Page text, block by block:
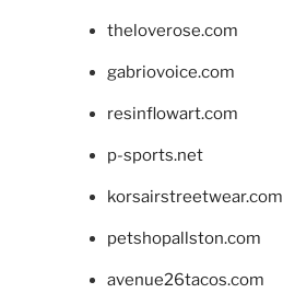
theloverose.com
gabriovoice.com
resinflowart.com
p-sports.net
korsairstreetwear.com
petshopallston.com
avenue26tacos.com